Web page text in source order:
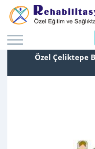
Özel Çeliktepe